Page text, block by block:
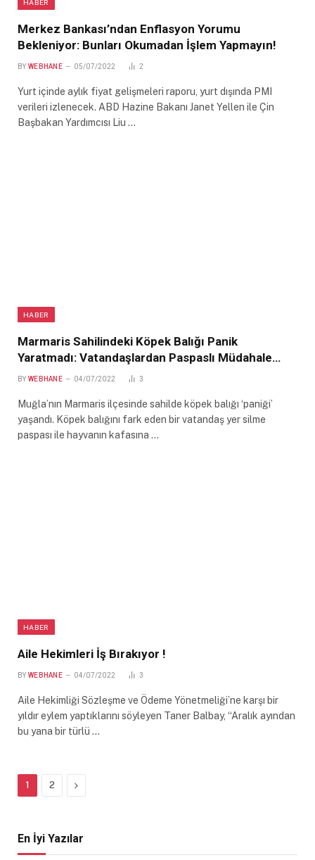
HABER
Merkez Bankası’ndan Enflasyon Yorumu
Bekleniyor: Bunları Okumadan İşlem Yapmayın!
BY WEBHANE 05/07/2022 2
Yurt içinde aylık fiyat gelişmeleri raporu, yurt dışında PMI
verileri izlenecek. ABD Hazine Bakanı Janet Yellen ile Çin
Başbakan Yardımcısı Liu …
HABER
Marmaris Sahilindeki Köpek Balığı Panik
Yaratmadı: Vatandaşlardan Paspaslı Müdahale…
BY WEBHANE 04/07/2022 3
Muğla’nın Marmaris ilçesinde sahilde köpek balığı ‘paniği’
yaşandı. Köpek balığını fark eden bir vatandaş yer silme
paspası ile hayvanın kafasına …
HABER
Aile Hekimleri İş Bırakıyor !
BY WEBHANE 04/07/2022 3
Aile Hekimliği Sözleşme ve Ödeme Yönetmeliği’ne karşı bir
yıldır eylem yaptıklarını söyleyen Taner Balbay, “Aralık ayından
bu yana bir türlü …
1 2 Next
En İyi Yazılar